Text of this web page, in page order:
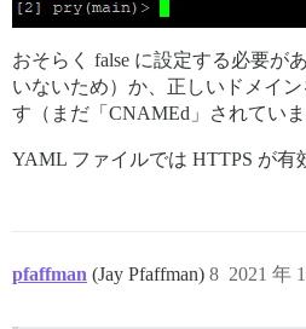
おそらく false に設定する必要が
いないため）か、正しいドメイ
す（まだ「CNAMEd」されていま
YAML ファイルでは HTTPS が有
pfaffman (Jay Pfaffman) 2021 年
8